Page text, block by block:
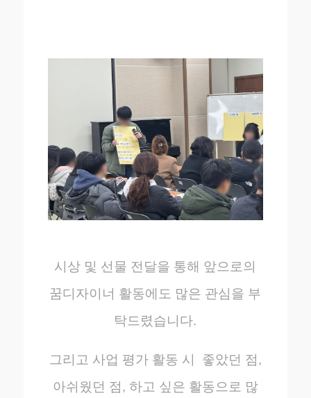
시상 및 선물 전달을 통해 앞으로의
꿈디자이너 활동에도 많은 관심을 부
탁드렸습니다.
그리고 사업 평가 활동 시 좋았던 점,
아쉬웠던 점, 하고 싶은 활동으로 많